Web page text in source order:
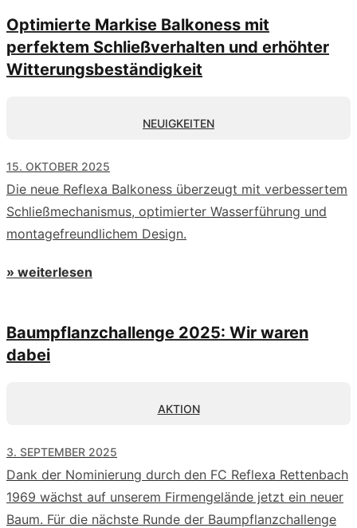
Optimierte Markise Balkoness mit
perfektem Schließverhalten und erhöhter
Witterungsbeständigkeit
NEUIGKEITEN
15. OKTOBER 2025
Die neue Reflexa Balkoness überzeugt mit verbessertem
Schließmechanismus, optimierter Wasserführung und
montagefreundlichem Design.
» weiterlesen
Baumpflanzchallenge 2025: Wir waren
dabei
AKTION
3. SEPTEMBER 2025
Dank der Nominierung durch den FC Reflexa Rettenbach
1969 wächst auf unserem Firmengelände jetzt ein neuer
Baum. Für die nächste Runde der Baumpflanzchallenge